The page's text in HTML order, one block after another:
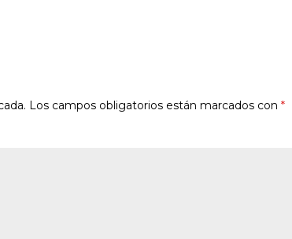
Los campos obligatorios están marcados con *